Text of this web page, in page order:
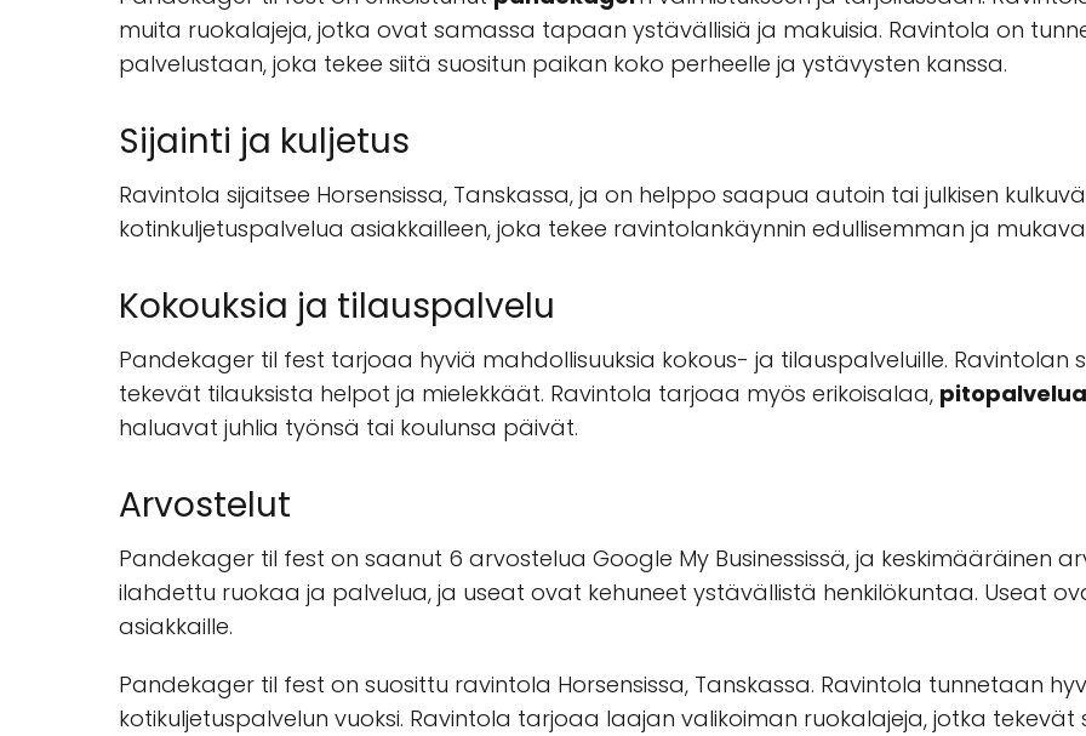
muita ruokalajeja, jotka ovat samassa tapaan ystävällisiä ja makuisia. Ravintola on
palvelustaan, joka tekee siitä suositun paikan koko perheelle ja ystävysten kanssa.
Sijainti ja kuljetus
Ravintola sijaitsee Horsensissa, Tanskassa, ja on helppo saapua autoin tai julkisen
kotinkuljetuspalvelua asiakkailleen, joka tekee ravintolankäynnin edullisemman ja
Kokouksia ja tilauspalvelu
Pandekager til fest tarjoaa hyviä mahdollisuuksia kokous- ja tilauspalveluille. Ravintolan
tekevät tilauksista helpot ja mielekkäät. Ravintola tarjoaa myös erikoisalaa, pitopalvelua
haluavat juhlia työnsä tai koulunsa päivät.
Arvostelut
Pandekager til fest on saanut 6 arvostelua Google My Businessissä, ja keskimääräinen
ilahdettu ruokaa ja palvelua, ja useat ovat kehuneet ystävällistä henkilökuntaa. Useat
asiakkaille.
Pandekager til fest on suosittu ravintola Horsensissa, Tanskassa. Ravintola tunnetaan
kotikuljetuspalvelun vuoksi. Ravintola tarjoaa laajan valikoiman ruokalajeja, jotka tekevät